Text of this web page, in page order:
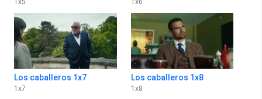
Los caballeros 1x7
1 x7
Los caballeros 1x8
1 x8